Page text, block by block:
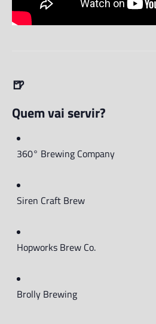
🍺
Quem vai servir?
360° Brewing Company
Siren Craft Brew
Hopworks Brew Co.
Brolly Brewing